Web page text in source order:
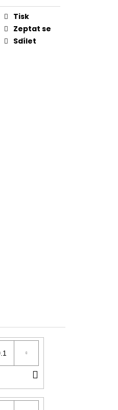
Tisk
Zeptat se
Sdílet
KOŠÍKU